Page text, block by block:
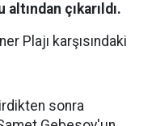
çıkarıldı.
Plajı karşısındaki
sonra